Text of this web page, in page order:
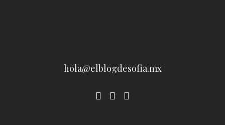
hola@elblogdesofia.mx